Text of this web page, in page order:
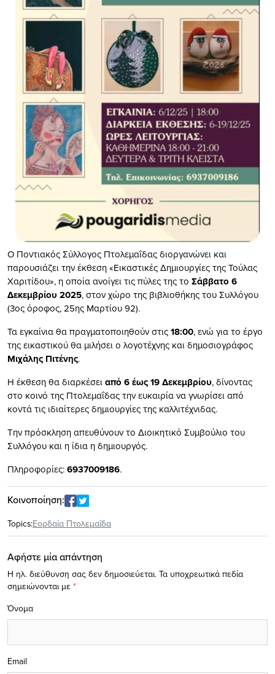
Ο Ποντιακός Σύλλογος Πτολεμαΐδας διοργανώνει και
παρουσιάζει την έκθεση «Εικαστικές Δημιουργίες της Τούλας
Χαριτίδου», η οποία ανοίγει τις πύλες της το Σάββατο 6
Δεκεμβρίου 2025, στον χώρο της βιβλιοθήκης του Συλλόγου
(3ος όροφος, 25ης Μαρτίου 92).
Τα εγκαίνια θα πραγματοποιηθούν στις18:00, ενώ για το έργο
της εικαστικού θα μιλήσει ο λογοτέχνης και δημοσιογράφος
Μιχάλης Πιτένης.
Η έκθεση θα διαρκέσειαπό 6 έως 19 Δεκεμβρίου, δίνοντας
στο κοινό της Πτολεμαΐδας την ευκαιρία να γνωρίσει από
κοντά τις ιδιαίτερες δημιουργίες της καλλιτέχνιδας.
Την πρόσκληση απευθύνουν το Διοικητικό Συμβούλιο του
Συλλόγου και η ίδια η δημιουργός.
Πληροφορίες:6937009186.
Κοινοποίηση:
Topics:Εορδαία Πτολεμαΐδα
Αφήστε μία απάντηση
Η ηλ. διεύθυνση σας δεν δημοσιεύεται. Τα υποχρεωτικά πεδία
σημειώνονται με *
Όνομα
Email